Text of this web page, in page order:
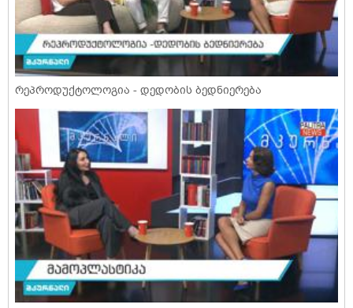
რეპროდუქტოლოგია - დედობის ბედნიერება